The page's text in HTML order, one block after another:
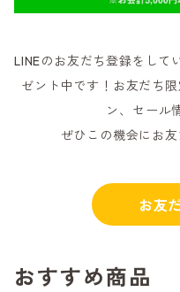
LINEのお友だち登録をして
ゼント中です！お友だち
ン、セール
ぜひこの機会にお
お友
おすすめ商品